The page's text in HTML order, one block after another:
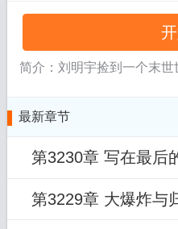
简介：刘明宇捡到一个末
最新章节
第3230章 写在最后
第3229章 大爆炸与